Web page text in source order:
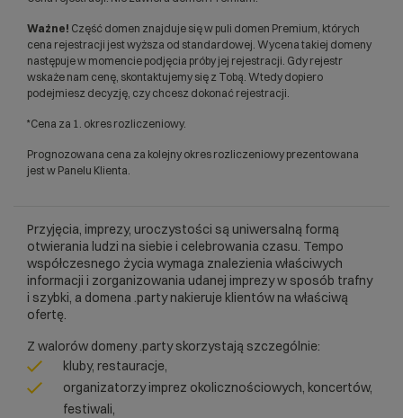
Ważne! Część domen znajduje się w puli domen Premium, których
cena rejestracji jest wyższa od standardowej. Wycena takiej domeny
następuje w momencie podjęcia próby jej rejestracji. Gdy rejestr
wskaże nam cenę, skontaktujemy się z Tobą. Wtedy dopiero
podejmiesz decyzję, czy chcesz dokonać rejestracji.
*Cena za 1. okres rozliczeniowy.
Prognozowana cena za kolejny okres rozliczeniowy prezentowana
jest w Panelu Klienta.
Przyjęcia, imprezy, uroczystości są uniwersalną formą
otwierania ludzi na siebie i celebrowania czasu. Tempo
współczesnego życia wymaga znalezienia właściwych
informacji i zorganizowania udanej imprezy w sposób trafny
i szybki, a domena .party nakieruje klientów na właściwą
ofertę.
Z walorów domeny .party skorzystają szczególnie:
kluby, restauracje,
organizatorzy imprez okolicznościowych, koncertów,
festiwali,